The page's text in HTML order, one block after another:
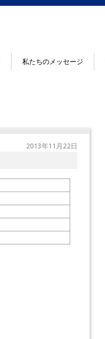
私たちのメッセージ
2013年11月22日